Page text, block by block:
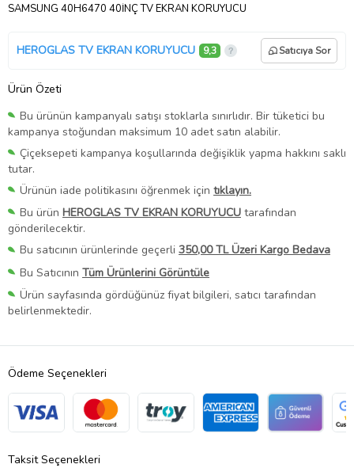
SAMSUNG 40H6470 40İNÇ TV EKRAN KORUYUCU
HEROGLAS TV EKRAN KORUYUCU 9,3 Satıcıya Sor
Ürün Özeti
Bu ürünün kampanyalı satışı stoklarla sınırlıdır. Bir tüketici bu
kampanya stoğundan maksimum 10 adet satın alabilir.
Çiçeksepeti kampanya koşullarında değişiklik yapma hakkını saklı
tutar.
Ürünün iade politikasını öğrenmek için tıklayın.
Bu ürün HEROGLAS TV EKRAN KORUYUCU tarafından
gönderilecektir.
Bu satıcının ürünlerinde geçerli 350,00 TL Üzeri Kargo Bedava
Bu Satıcının Tüm Ürünlerini Görüntüle
Ürün sayfasında gördüğünüz fiyat bilgileri, satıcı tarafından
belirlenmektedir.
Ödeme Seçenekleri
Taksit Seçenekleri